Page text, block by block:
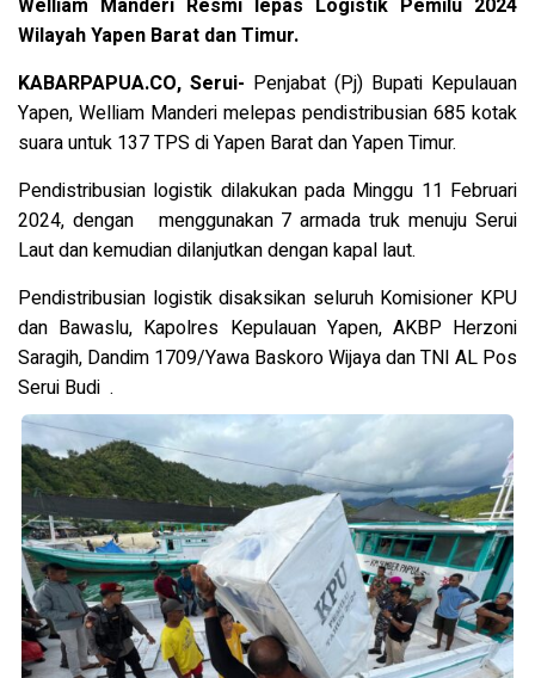
Welliam Manderi Resmi lepas Logistik Pemilu 2024
Wilayah Yapen Barat dan Timur.
KABARPAPUA.CO, Serui- Penjabat (Pj) Bupati Kepulauan
Yapen, Welliam Manderi melepas pendistribusian 685 kotak
suara untuk 137 TPS di Yapen Barat dan Yapen Timur.
Pendistribusian logistik dilakukan pada Minggu 11 Februari
2024, dengan menggunakan 7 armada truk menuju Serui
Laut dan kemudian dilanjutkan dengan kapal laut.
Pendistribusian logistik disaksikan seluruh Komisioner KPU
dan Bawaslu, Kapolres Kepulauan Yapen, AKBP Herzoni
Saragih, Dandim 1709/Yawa Baskoro Wijaya dan TNI AL Pos
Serui Budi .